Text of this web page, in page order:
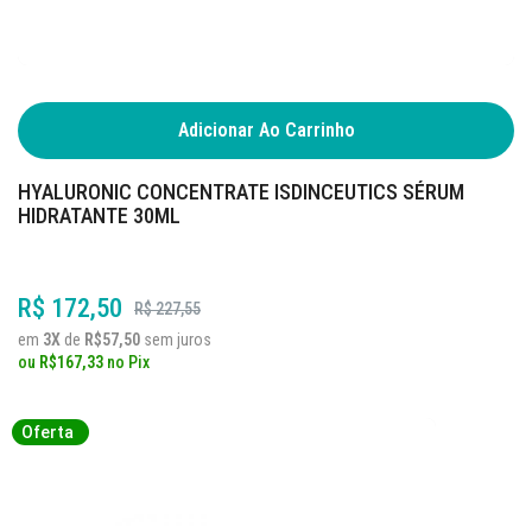
Adicionar Ao Carrinho
HYALURONIC CONCENTRATE ISDINCEUTICS SÉRUM
HIDRATANTE 30ML
R$ 172,50
R$ 227,55
em 3X de R$57,50 sem juros
ou R$167,33 no Pix
Oferta
Oferta